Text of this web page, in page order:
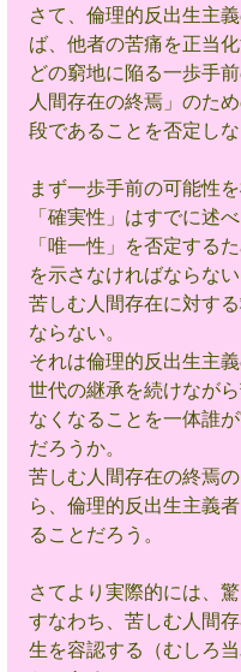
さて、倫理的反出生主
ば、他者の苦痛を正当
どの窮地に陥る一歩手
人間存在の終焉」のた
段であることを否定しな
まず一歩手前の可能性を
「確実性」はすでに述
「唯一性」を否定する
を示さなければならない
苦しむ人間存在に対す
ならない。
それは倫理的反出生主
世代の継承を続けなが
なくなることを一体誰
だろうか。
苦しむ人間存在の終焉
ら、倫理的反出生主義
ることだろう。
さてより実際的には、
すなわち、苦しむ人間
生を容認する（むしろ